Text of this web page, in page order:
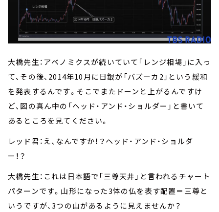
大橋先生：アベノミクスが続いていて「レンジ相場」に入っ
て、その後、2014年10月に日銀が「バズーカ2」という緩和
を発表するんです。そこでまたドーンと上がるんですけ
ど、図の真ん中の「ヘッド・アンド・ショルダー」と書いて
あるところを見てください。
レッド君：え、なんですか！？ヘッド・アンド・ショルダ
ー！？
大橋先生：これは日本語で「三尊天井」と言われるチャート
パターンです。山形になった3体の仏を表す配置＝三尊と
いうですが、3つの山があるように見えませんか？